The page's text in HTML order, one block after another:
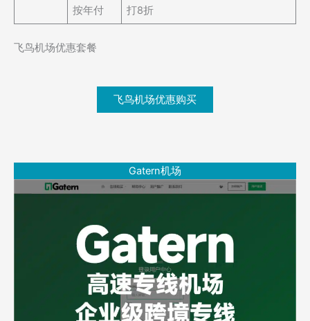
按年付 打8折
飞鸟机场优惠套餐
飞鸟机场优惠购买
Gatern机场